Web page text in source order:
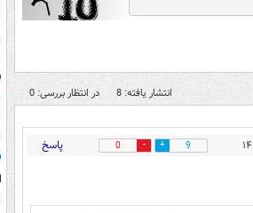
انتشار یافته: 8 در انتظار بررسی: 0
9
0 پاسخ